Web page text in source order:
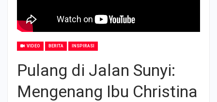
VIDEO BERITA INSPIRASI
Pulang di Jalan Sunyi:
Mengenang Ibu Christina